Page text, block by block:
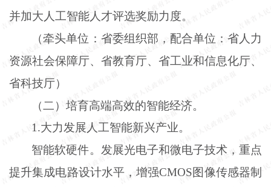
并加大人工智能人才评选奖励力度。
（牵头单位：省委组织部，配合单位：省人力
资源社会保障厅、省教育厅、省工业和信息化厅、
省科技厅）
（二）培育高端高效的智能经济。
1 .大力发展人工智能新兴产业。
智能软硬件。发展光电子和微电子技术，重点
提升集成电路设计水平，增强CMOS图像传感器制